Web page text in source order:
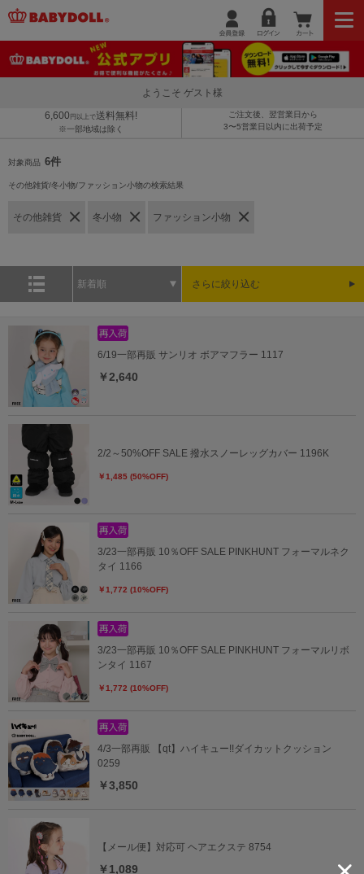
ようこそ ゲスト様
6,600 円以上で送料無料!
※一部地域は除く
ご注文後、翌営業日から
3〜5営業日以内に出荷予定
対象商品 6件
その他雑貨/冬小物/ファッション小物の検索結果
その他雑貨 冬小物 ファッション小物
新着順 さらに絞り込む
6/19一部再販 サンリオ ボアマフラー 1117
￥2,640
2/2～50%OFF SALE 撥水スノーレッグカバー 1196K
￥1,485 (50%OFF)
3/23一部再販 10％OFF SALE PINKHUNT フォーマルネク
タイ 1166
￥1,772 (10%OFF)
3/23一部再販 10％OFF SALE PINKHUNT フォーマルリボ
ンタイ 1167
￥1,772 (10%OFF)
4/3一部再販 【qt】ハイキュー!!ダイカットクッション
0259
￥3,850
【メール便】対応可 ヘアエクステ 8754
￥1,089